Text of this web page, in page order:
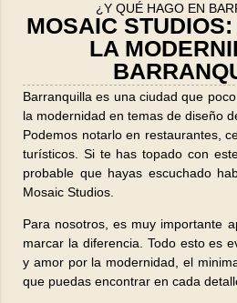
¿Y QUÉ HAGO EN
MOSAIC
LA
Barranquilla es una ciudad que
la modernidad en temas de diseño
Podemos notarlo en restaurantes,
turísticos. Si te has topado con
probable que hayas escuchado
Mosaic Studios.
Para nosotros, es muy importante
marcar la diferencia. Todo esto es
y amor por la modernidad, el
que puedas encontrar en cada